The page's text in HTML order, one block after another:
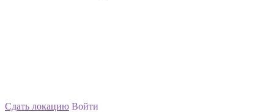
Сдать локацию Войти